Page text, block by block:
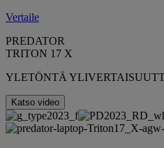
Vertaile
PREDATOR
TRITON 17 X
YLETÖNTÄ
Katso video